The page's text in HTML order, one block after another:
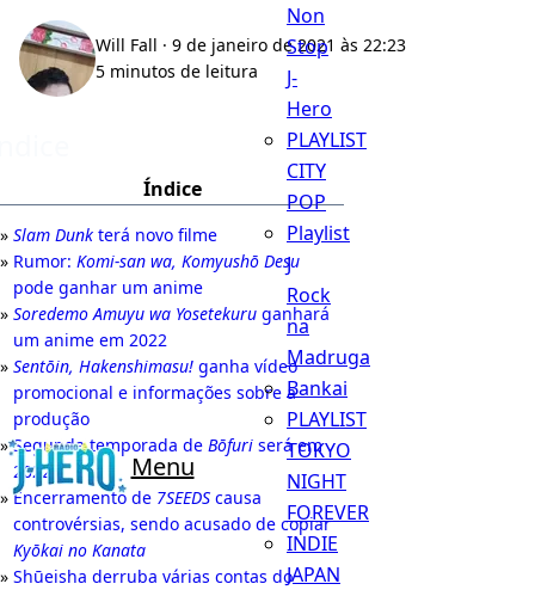
Menu
Non
Stop
J-
Hero
PLAYLIST
CITY
POP
Playlist
J
Rock
na
Madruga
Bankai
PLAYLIST
TOKYO
NIGHT
FOREVER
INDIE
JAPAN
Will Fall · 9 de janeiro de 2021 às 22:23
5 minutos de leitura
Índice
Slam Dunk terá novo filme
Rumor: Komi-san wa, Komyushō Desu
pode ganhar um anime
Soredemo Amuyu wa Yosetekuru ganhará
um anime em 2022
Sentōin, Hakenshimasu! ganha vídeo
promocional e informações sobre a
produção
Segunda temporada de Bōfuri será em
2022
Encerramento de 7SEEDS causa
controvérsias, sendo acusado de copiar
Kyōkai no Kanata
Shūeisha derruba várias contas do